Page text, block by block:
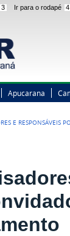
3 Ir para o rodapé 4
Apucarana
E RESPONSÁVEIS